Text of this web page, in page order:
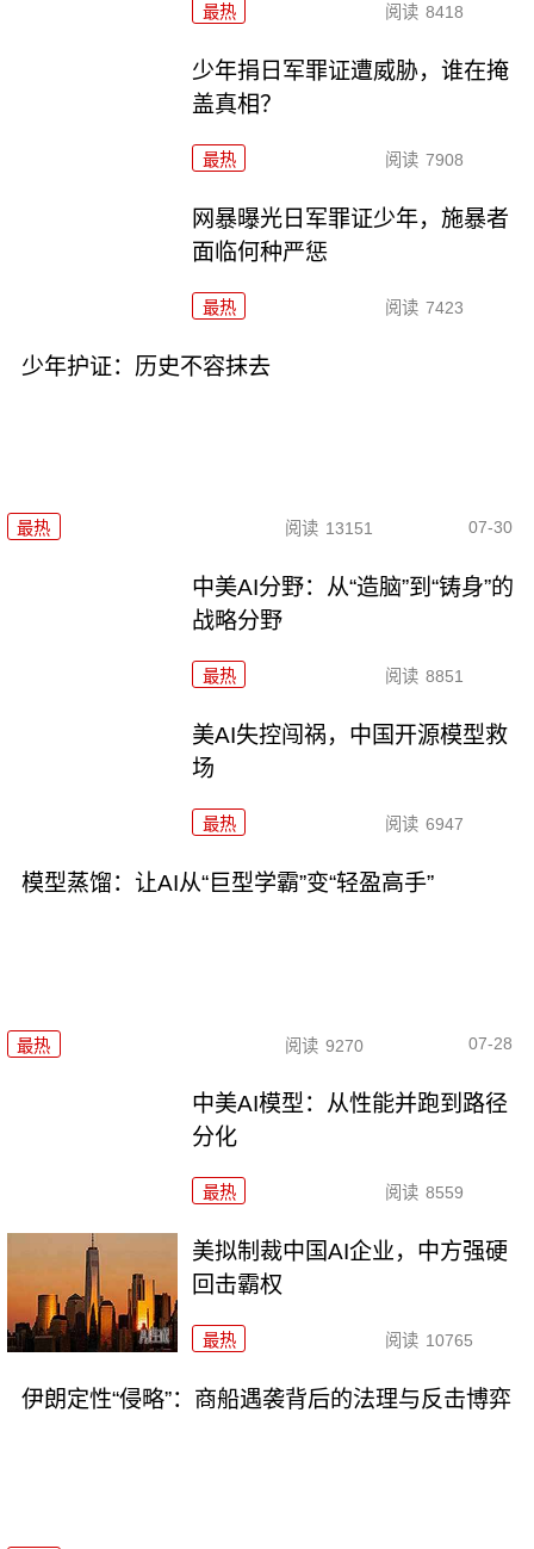
最热 阅读 8418
少年捐日军罪证遭威胁，谁在掩
盖真相？
最热 阅读 7908
网暴曝光日军罪证少年，施暴者
面临何种严惩
最热 阅读 7423
少年护证：历史不容抹去
最热 阅读 13151 07-30
中美AI分野：从“造脑”到“铸身”的
战略分野
最热 阅读 8851
美AI失控闯祸，中国开源模型救
场
最热 阅读 6947
模型蒸馏：让AI从“巨型学霸”变“轻盈高手”
最热 阅读 9270 07-28
中美AI模型：从性能并跑到路径
分化
最热 阅读 8559
美拟制裁中国AI企业，中方强硬
回击霸权
最热 阅读 10765
伊朗定性“侵略”：商船遇袭背后的法理与反击博弈